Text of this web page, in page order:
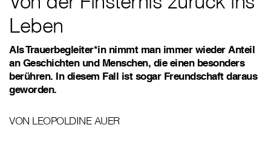
Leben
Als Trauerbegleiter*in nimmt man immer wieder Anteil
an Geschichten und Menschen, die einen besonders
berühren. In diesem Fall ist sogar Freundschaft daraus
geworden.
VON LEOPOLDINE AUER